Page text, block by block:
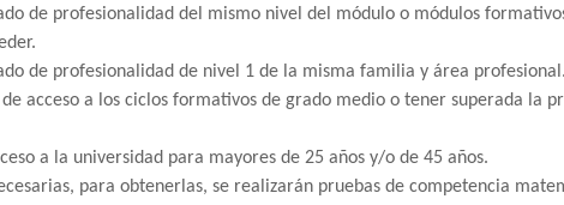
de profesionalidad del mismo nivel del módulo o módulos
de profesionalidad de nivel 1 de la misma familia y área profesional.
acceso a los ciclos formativos de grado medio o tener superada la
a la universidad para mayores de 25 años y/o de 45 años.
para obtenerlas, se realizarán pruebas de competencia